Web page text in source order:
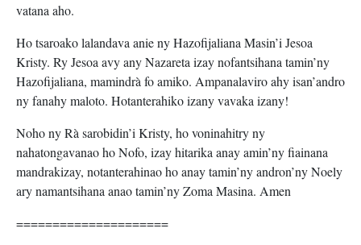
vatana aho.
Ho tsaroako lalandava anie ny Hazofijaliana Masin’i Jesoa
Kristy. Ry Jesoa avy any Nazareta izay nofantsihana tamin’ny
Hazofijaliana, mamindrà fo amiko. Ampanalaviro ahy isan’andro
ny fanahy maloto. Hotanterahiko izany vavaka izany!
Noho ny Rà sarobidin’i Kristy, ho voninahitry ny
nahatongavanao ho Nofo, izay hitarika anay amin’ny fiainana
mandrakizay, notanterahinao ho anay tamin’ny andron’ny Noely
ary namantsihana anao tamin’ny Zoma Masina. Amen
=====================